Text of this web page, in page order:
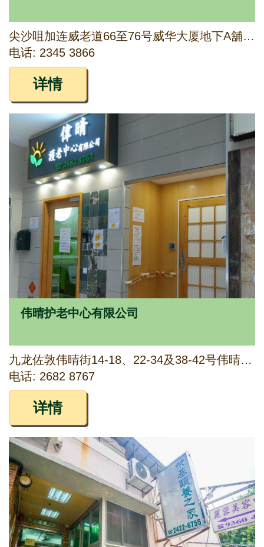
尖沙咀加连威老道66至76号威华大厦地下A舖, 1、2和4字楼全层，以及3字楼1、2和4号室
电话: 2345 3866
详情
伟晴护老中心有限公司
九龙佐敦伟晴街14-18、22-34及38-42号伟晴阁1楼及地下5号铺
电话: 2682 8767
详情